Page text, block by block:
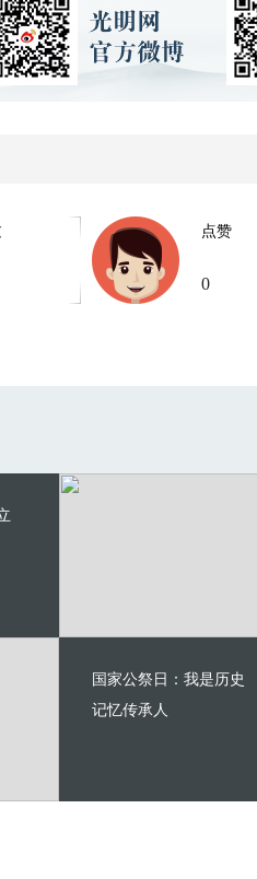
点赞
0
国家公祭日：我是历史
记忆传承人